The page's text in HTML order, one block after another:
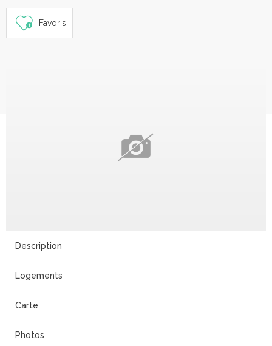
Favoris
Description
Logements
Carte
Photos